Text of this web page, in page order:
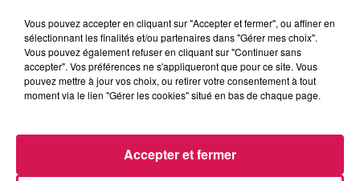
LES ARTICLES LES PLUS CONSULTÉS
CHALEUR ET RISQUE
SAMBRE-AVESNOIS-
THIÉRACHE
Un temps typiquement estival
Vous pouvez accepter en cliquant sur "Accepter et fermer", ou affiner en
sélectionnant les finalités et/ou partenaires dans "Gérer mes choix".
Vous pouvez également refuser en cliquant sur "Continuer sans
accepter". Vos préférences ne s'appliqueront que pour ce site. Vous
pouvez mettre à jour vos choix, ou retirer votre consentement à tout
moment via le lien "Gérer les cookies" situé en bas de chaque page.
Accepter et fermer